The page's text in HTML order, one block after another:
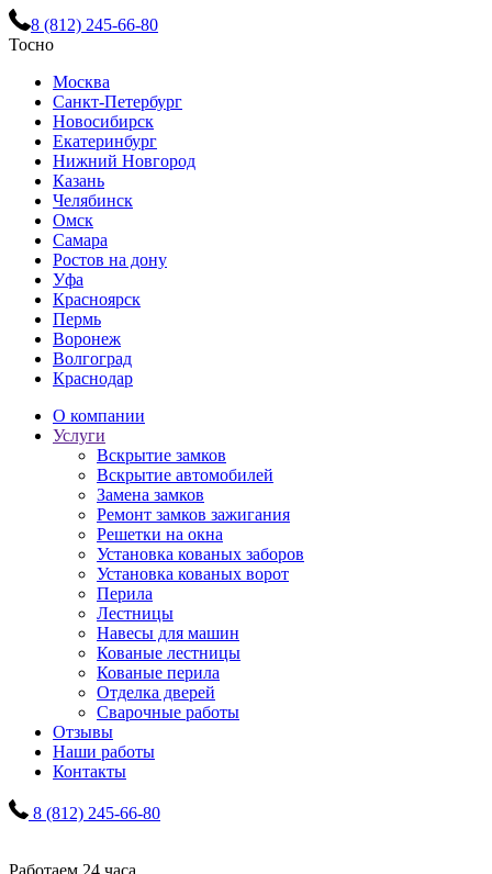
8 (812) 245-66-80
Тосно
Москва
Санкт-Петербург
Новосибирск
Екатеринбург
Нижний Новгород
Казань
Челябинск
Омск
Самара
Ростов на дону
Уфа
Красноярск
Пермь
Воронеж
Волгоград
Краснодар
О компании
Услуги
Вскрытие замков
Вскрытие автомобилей
Замена замков
Ремонт замков зажигания
Решетки на окна
Установка кованых заборов
Установка кованых ворот
Перила
Лестницы
Навесы для машин
Кованые лестницы
Кованые перила
Отделка дверей
Сварочные работы
Отзывы
Наши работы
Контакты
8 (812) 245-66-80
Работаем 24 часа